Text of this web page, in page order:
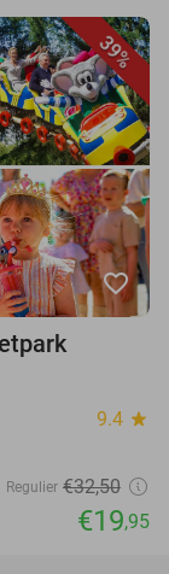
39%
favorite_border
9.4 star
Regulier €32,50
€19,95